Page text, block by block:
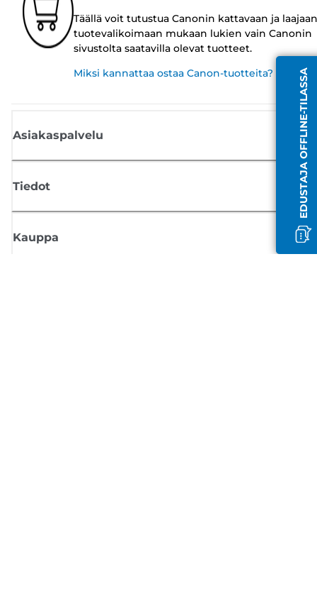
EDUSTAJA OFFLINE-TILASSA
Täällä voit tutustua Canonin kattavaan ja laajaan
tuotevalikoimaan mukaan lukien vain Canonin
sivustolta saatavilla olevat tuotteet.
Miksi kannattaa ostaa Canon-tuotteita?
Asiakaspalvelu
Tiedot
Kauppa